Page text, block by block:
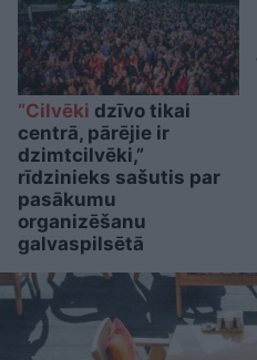
“Cilvēki dzīvo tikai
centrā, pārējie ir
dzimtcilvēki,”
rīdzinieks sašutis par
pasākumu
organizēšanu
galvaspilsētā